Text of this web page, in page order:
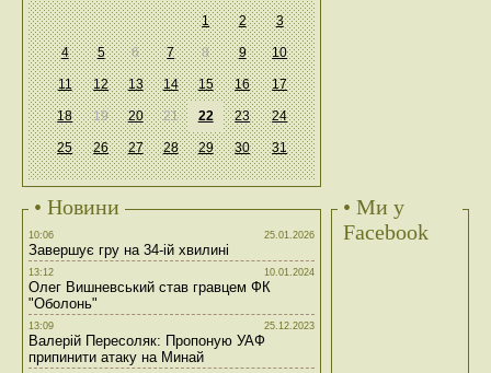
1 2 3
4 5 6 7 8 9 10
11 12 13 14 15 16 17
18 19 20 21 22 23 24
25 26 27 28 29 30 31
• Новини
10:06 25.01.2026
Завершує гру на 34-ій хвилині
13:12 10.01.2024
Олег Вишневський став гравцем ФК
"Оболонь"
13:09 25.12.2023
Валерій Пересоляк: Пропоную УАФ
припинити атаку на Минай
• Ми у
Facebook